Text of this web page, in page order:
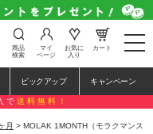
t
o
e
n
a
商品
検索
マイ
ページ
お気に
入り
カート
ピックアップ キャンペーン
で 送料無料！
月 > MOLAK 1MONTH（モラクマンス